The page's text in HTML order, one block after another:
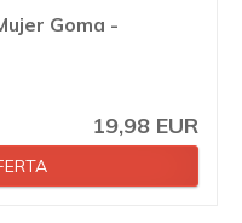
Goma -
19,98 EUR